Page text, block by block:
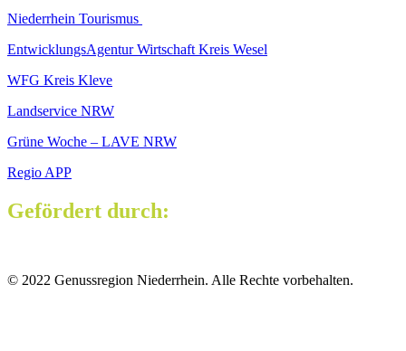
Niederrhein Tourismus
EntwicklungsAgentur Wirtschaft Kreis Wesel
WFG Kreis Kleve
Landservice NRW
Grüne Woche – LAVE NRW
Regio APP
Gefördert durch:
© 2022 Genussregion Niederrhein. Alle Rechte vorbehalten.